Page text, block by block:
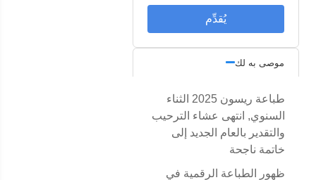
يُقدِّم
موصى به لك
طباعة ريسون 2025 الثناء
السنوي, انتهى عشاء الترحيب
والتقدير بالعام الجديد إلى
خاتمة ناجحة
ظهور الطباعة الرقمية في